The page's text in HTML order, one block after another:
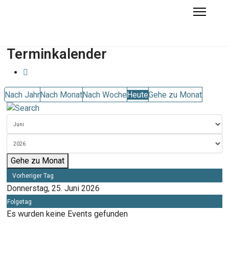
Terminkalender
Nach JahrNach MonatNach WocheHeuteGehe zu Monat
Gehe zu Monat
Vorheriger Tag
Donnerstag, 25. Juni 2026
Folgetag
Es wurden keine Events gefunden